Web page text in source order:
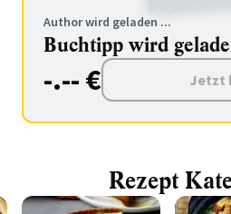
Author wird geladen ...
Buchtipp wird
-.-- € Jetzt
Rezept